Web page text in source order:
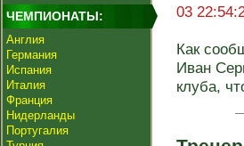
ЧЕМПИОНАТЫ:
Англия
Германия
Испания
Италия
Франция
Нидерланды
Португалия
03
Как
Иван
клуба,